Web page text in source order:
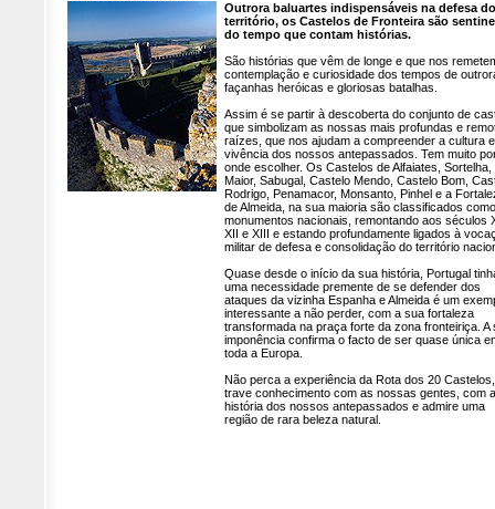
Outrora baluartes indispensáveis na defesa do
território, os Castelos de Fronteira são
do tempo que contam histórias.
São histórias que vêm de longe e que nos
contemplação e curiosidade dos tempos de
façanhas heróicas e gloriosas batalhas.
Assim é se partir à descoberta do conjunto de
que simbolizam as nossas mais profundas e
raízes, que nos ajudam a compreender a cultura e
vivência dos nossos antepassados. Tem muito
onde escolher. Os Castelos de Alfaiates, Sortelha,
Maior, Sabugal, Castelo Mendo, Castelo Bom,
Rodrigo, Penamacor, Monsanto, Pinhel e a
de Almeida, na sua maioria são classificados como
monumentos nacionais, remontando aos séculos
XII e XIII e estando profundamente ligados à
militar de defesa e consolidação do território
Quase desde o início da sua história, Portugal
uma necessidade premente de se defender dos
ataques da vizinha Espanha e Almeida é um
interessante a não perder, com a sua fortaleza
transformada na praça forte da zona fronteiriça. A
imponência confirma o facto de ser quase única
toda a Europa.
Não perca a experiência da Rota dos 20 Castelos,
trave conhecimento com as nossas gentes, com a
história dos nossos antepassados e admire uma
região de rara beleza natural.